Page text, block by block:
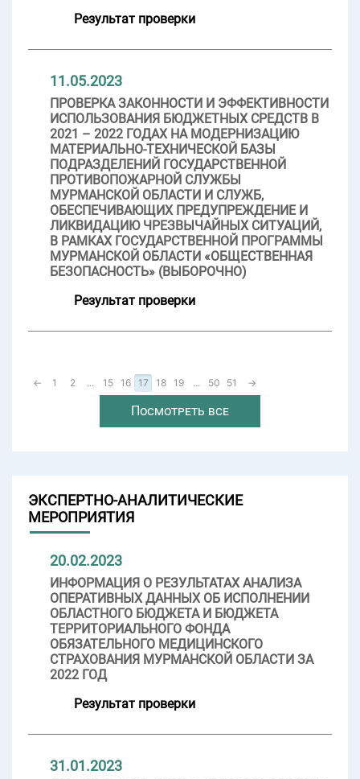
Результат проверки
11.05.2023
ПРОВЕРКА ЗАКОННОСТИ И ЭФФЕКТИВНОСТИ
ИСПОЛЬЗОВАНИЯ БЮДЖЕТНЫХ СРЕДСТВ В
2021 – 2022 ГОДАХ НА МОДЕРНИЗАЦИЮ
МАТЕРИАЛЬНО-ТЕХНИЧЕСКОЙ БАЗЫ
ПОДРАЗДЕЛЕНИЙ ГОСУДАРСТВЕННОЙ
ПРОТИВОПОЖАРНОЙ СЛУЖБЫ
МУРМАНСКОЙ ОБЛАСТИ И СЛУЖБ,
ОБЕСПЕЧИВАЮЩИХ ПРЕДУПРЕЖДЕНИЕ И
ЛИКВИДАЦИЮ ЧРЕЗВЫЧАЙНЫХ СИТУАЦИЙ,
В РАМКАХ ГОСУДАРСТВЕННОЙ ПРОГРАММЫ
МУРМАНСКОЙ ОБЛАСТИ «ОБЩЕСТВЕННАЯ
БЕЗОПАСНОСТЬ» (ВЫБОРОЧНО)
Результат проверки
← 1 2 ... 15 16 17 18 19 ... 50 51 →
Посмотреть все
ЭКСПЕРТНО-АНАЛИТИЧЕСКИЕ
МЕРОПРИЯТИЯ
20.02.2023
ИНФОРМАЦИЯ О РЕЗУЛЬТАТАХ АНАЛИЗА
ОПЕРАТИВНЫХ ДАННЫХ ОБ ИСПОЛНЕНИИ
ОБЛАСТНОГО БЮДЖЕТА И БЮДЖЕТА
ТЕРРИТОРИАЛЬНОГО ФОНДА
ОБЯЗАТЕЛЬНОГО МЕДИЦИНСКОГО
СТРАХОВАНИЯ МУРМАНСКОЙ ОБЛАСТИ ЗА
2022 ГОД
Результат проверки
31.01.2023